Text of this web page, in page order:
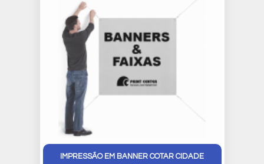
IMPRESSÃO EM BANNER COTAR CIDADE